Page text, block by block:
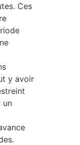
Ces
y avoir
un